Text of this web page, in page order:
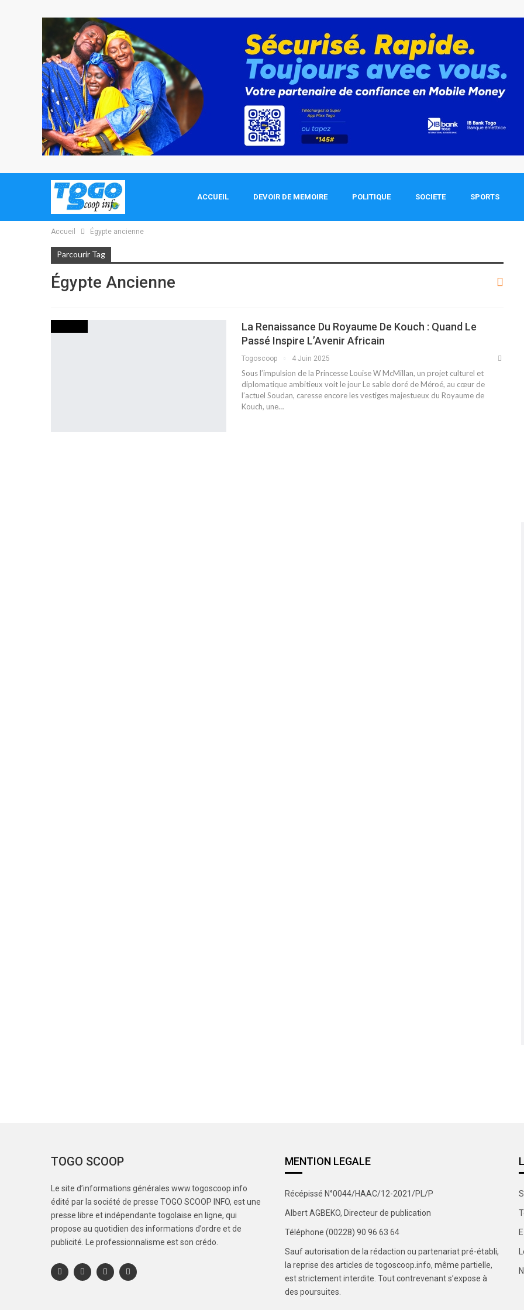
ACCUEIL DEVOIR DE MEMOIRE POLITIQUE SOCIETE SPORTS
Accueil Égypte ancienne
Parcourir Tag
Égypte Ancienne
La Renaissance Du Royaume De Kouch : Quand Le
Passé Inspire L’Avenir Africain
Togoscoop 4 Juin 2025
Sous l’impulsion de la Princesse Louise W McMillan, un projet culturel et
diplomatique ambitieux voit le jour Le sable doré de Méroé, au cœur de
l’actuel Soudan, caresse encore les vestiges majestueux du Royaume de
Kouch, une…
TOGO SCOOP
Le site d’informations générales www.togoscoop.info
édité par la société de presse TOGO SCOOP INFO, est une
presse libre et indépendante togolaise en ligne, qui
propose au quotidien des informations d’ordre et de
publicité. Le professionnalisme est son crédo.
MENTION LEGALE
Récépissé N°0044/HAAC/12-2021/PL/P
Albert AGBEKO, Directeur de publication
Téléphone (00228) 90 96 63 64
Sauf autorisation de la rédaction ou partenariat pré-établi,
la reprise des articles de togoscoop.info, même partielle,
est strictement interdite. Tout contrevenant s’expose à
des poursuites.